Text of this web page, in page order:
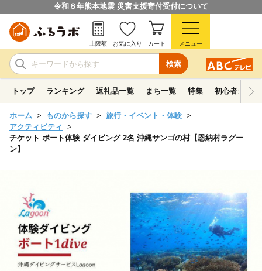
令和８年熊本地震 災害支援寄付受付について
検索
上限額 お気に入り カート メニュー
トップ ランキング 返礼品一覧 まち一覧 特集 初心者ガイド
ホーム ものから探す
旅行・イベント・体験
アクティビティ
チケット ボート体験 ダイビング 2名 沖縄サンゴの村【恩納村ラグー
ン】